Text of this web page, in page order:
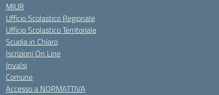
MIUR
Ufficio Scolastico Regionale
Ufficio Scolastico Territoriale
Scuola in Chiaro
Iscrizioni On Line
Invalsi
Comune
Accesso a NORMATTIVA